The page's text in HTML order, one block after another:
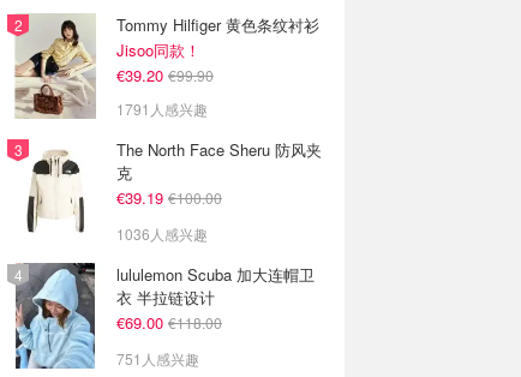
Tommy Hilfiger 黄色条纹衬衫
Jisoo同款！
€39.20 €99.90
1791人感兴趣
The North Face Sheru 防风夹
克
€39.19 €100.00
1036人感兴趣
lululemon Scuba 加大连帽卫
衣 半拉链设计
€69.00 €118.00
751人感兴趣